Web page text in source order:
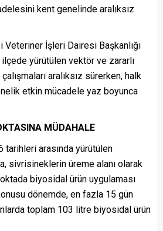
kent genelinde aralıksız
İşleri Dairesi Başkanlığı
yürütülen vektör ve zararlı
aralıksız sürerken, halk
etkin mücadele yaz boyunca
MÜDAHALE
tarihleri arasında yürütülen
sivrisineklerin üreme alanı olarak
biyosidal ürün uygulaması
dönemde, en fazla 15 gün
toplam 103 litre biyosidal ürün